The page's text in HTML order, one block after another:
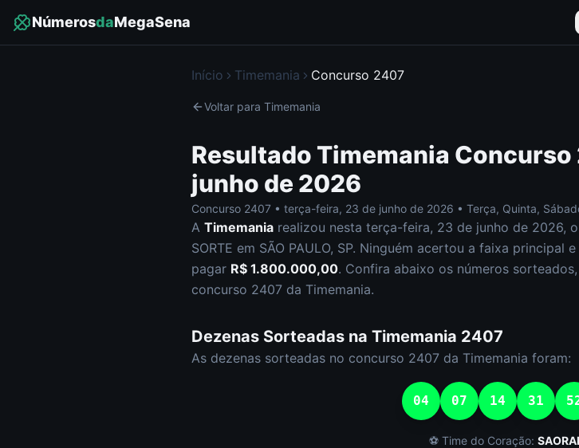
NúmerosdaMegaSena
Início Timemania Concurso 2407
Voltar para Timemania
Resultado Timemania Concurso
junho de 2026
Concurso 2407 • terça-feira, 23 de junho de 2026 • Terça, Quinta,
A Timemania realizou nesta terça-feira, 23 de junho de 2026,
SORTE em SÃO PAULO, SP. Ninguém acertou a faixa principal
pagar R$ 1.800.000,00. Confira abaixo os números
concurso 2407 da Timemania.
Dezenas Sorteadas na Timemania 2407
As dezenas sorteadas no concurso 2407 da Timemania foram:
04 07 14 31
⚽ Time do Coração: